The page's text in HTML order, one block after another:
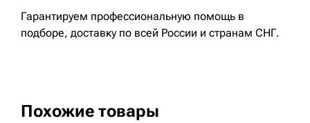
Гарантируем профессиональную помощь в
подборе, доставку по всей России и странам СНГ.
Похожие товары